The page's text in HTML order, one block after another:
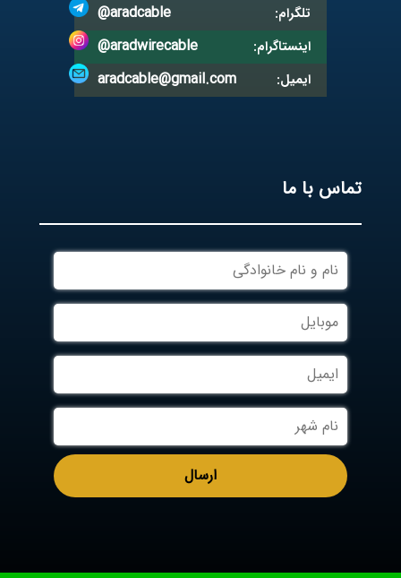
تلگرام: @aradcable
اینستاگرام: @aradwirecable
ایمیل: aradcable@gmail.com
تماس با ما